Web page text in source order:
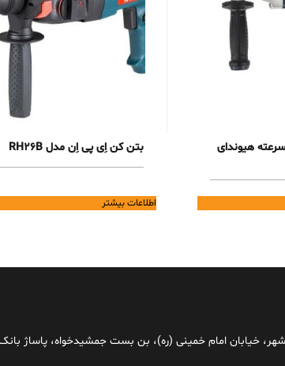
هیوندای
بتن کن اِی پی اِن مدل RH26B
اطلاعات بیشتر
خیابان امام خمینی (ره)، بن بست جمشیدخواه، پاساژ بانک